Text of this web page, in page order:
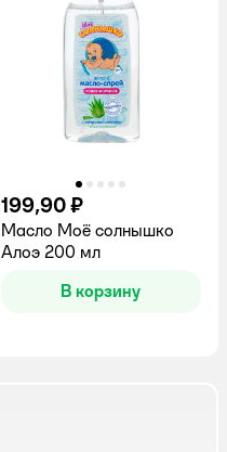
199,90 ₽
Масло Моё солнышко
Алоэ 200 мл
В корзину